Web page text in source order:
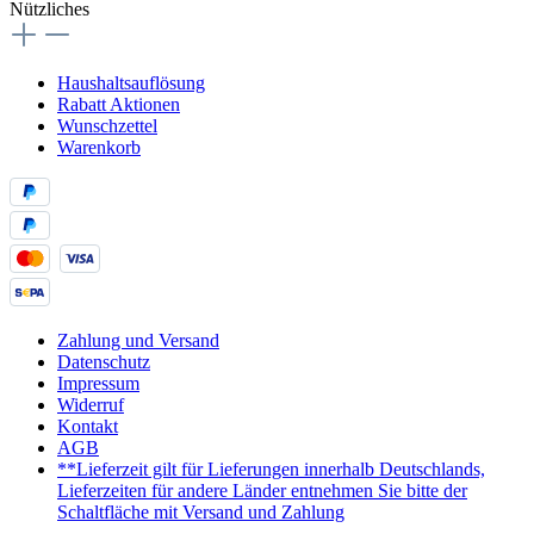
Nützliches
Haushaltsauflösung
Rabatt Aktionen
Wunschzettel
Warenkorb
Zahlung und Versand
Datenschutz
Impressum
Widerruf
Kontakt
AGB
**Lieferzeit gilt für Lieferungen innerhalb Deutschlands,
Lieferzeiten für andere Länder entnehmen Sie bitte der
Schaltfläche mit Versand und Zahlung